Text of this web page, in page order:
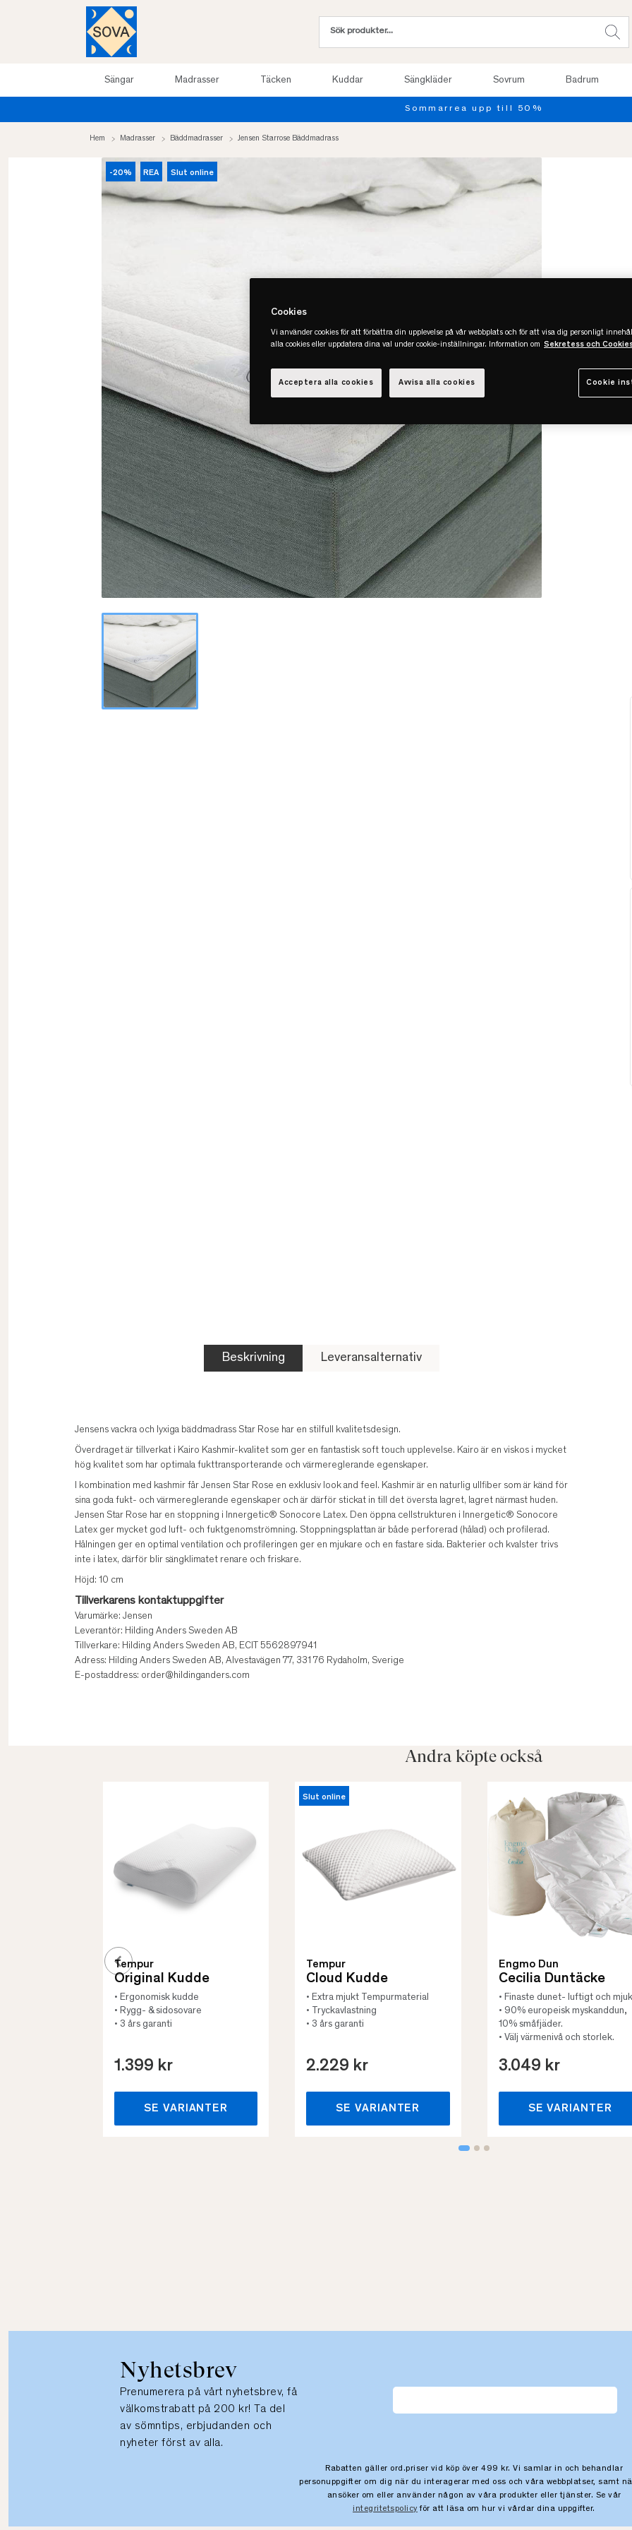
Sängar Madrasser Täcken Kuddar Sängkläder Sovrum Badrum
Provsov upp till 100 nätter.
Hem Madrasser Bäddmadrasser Jensen Starrose Bäddmadrass
-20% REA Slut online
Beskrivning Leveransalternativ
Jensens vackra och lyxiga bäddmadrass Star Rose har en stilfull kvalitetsdesign.
Överdraget är tillverkat i Kairo Kashmir-kvalitet som ger en fantastisk soft touch upplevelse. Kairo är en viskos i mycket
hög kvalitet som har optimala fukttransporterande och värmereglerande egenskaper.
I kombination med kashmir får Jensen Star Rose en exklusiv look and feel. Kashmir är en naturlig ullfiber som är känd för
sina goda fukt- och värmereglerande egenskaper och är därför stickat in till det översta lagret, lagret närmast huden.
Jensen Star Rose har en stoppning i Innergetic® Sonocore Latex. Den öppna cellstrukturen i Innergetic® Sonocore
Latex ger mycket god luft- och fuktgenomströmning. Stoppningsplattan är både perforerad (hålad) och profilerad.
Hålningen ger en optimal ventilation och profileringen ger en mjukare och en fastare sida. Bakterier och kvalster trivs
inte i latex, därför blir sängklimatet renare och friskare.
Höjd: 10 cm
Tillverkarens kontaktuppgifter
Varumärke: Jensen
Leverantör: Hilding Anders Sweden AB
Tillverkare: Hilding Anders Sweden AB, ECIT 5562897941
Adress: Hilding Anders Sweden AB, Alvestavägen 77, 331 76 Rydaholm, Sverige
E-postaddress: order@hildinganders.com
Andra köpte också
Tempur
Original Kudde
• Ergonomisk kudde
• Rygg- & sidosovare
• 3 års garanti
1.399 kr
SE VARIANTER
Slut online
Tempur
Cloud Kudde
• Extra mjukt Tempurmaterial
• Tryckavlastning
• 3 års garanti
2.229 kr
SE VARIANTER
Engmo Dun
Cecilia Duntäcke
• Finaste dunet- luftigt och
• 90% europeisk myskanddun,
10% småfjäder.
• Välj värmenivå och storlek.
3.049 kr
SE VARIANTER
Nyhetsbrev
Prenumerera på vårt nyhetsbrev, få
välkomstrabatt på 200 kr! Ta del
av sömntips, erbjudanden och
nyheter först av alla.
Rabatten gäller ord.priser vid köp över 499 kr. Vi samlar in och behandlar
personuppgifter om dig när du interagerar med oss och våra webbplatser, samt
ansöker om eller använder någon av våra produkter eller tjänster. Se vår
integritetspolicy för att läsa om hur vi vårdar dina uppgifter.
Cookies
Vi använder cookies för att förbättra din upplevelse på vår webbplats och för att visa dig personligt
alla cookies eller uppdatera dina val under cookie-inställningar. Information om Sekretess och
Cookie
Avvisa alla cookies
Acceptera alla cookies